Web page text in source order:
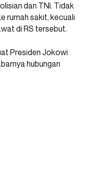
dan TNI. Tidak
rumah sakit, kecuali
di RS tersebut.
Presiden Jokowi
hubungan